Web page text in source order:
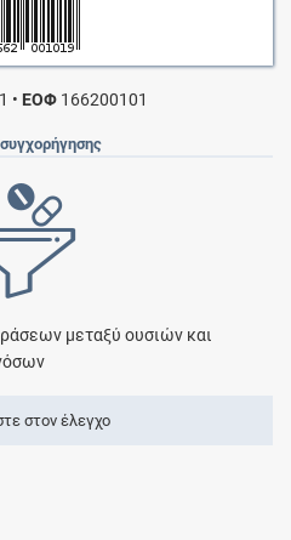
• ΕΟΦ166200101
μεταξύ ουσιών και
στον έλεγχο